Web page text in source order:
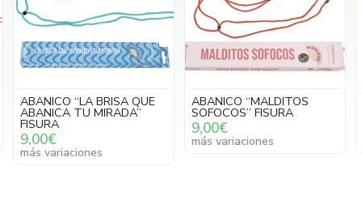
ABANICO “MALDITOS
SOFOCOS” FISURA
9,00€
más variaciones
GAFAS DE SOL “I’M NOT A
TOURIST” FISURA
25,00€
más variaciones